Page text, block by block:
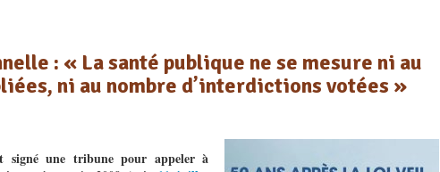
: « La santé publique ne se mesure ni au
ni au nombre d’interdictions votées »
signé une tribune pour appeler à